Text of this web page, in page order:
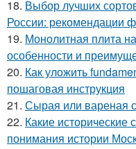
18. Выбор лучших
России: рекомендации
19. Монолитная плита
особенности и
20. Как уложить
пошаговая инструкция
21. Сырая или вареная
22. Какие
понимания истории